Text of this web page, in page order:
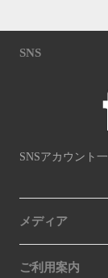
SNS
SNSアカウント
メディア
ご利用案内